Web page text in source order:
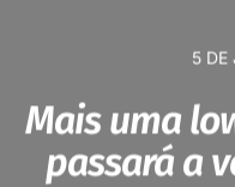
5 DE
Mais uma
passará a